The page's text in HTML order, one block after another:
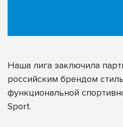
Наша лига заключила
российским брендом
функциональной
Sport.